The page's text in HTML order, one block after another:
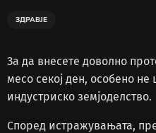
ЗДРАВЈЕ
За да внесете доволно
месо секој ден, особено
индустриско земјоделство.
Според истражувањата,